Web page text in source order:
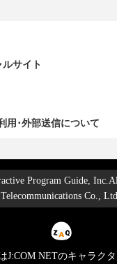
サイト
用･外部送信について
Program Guide,
Co.,
J:COM NETのキャラク